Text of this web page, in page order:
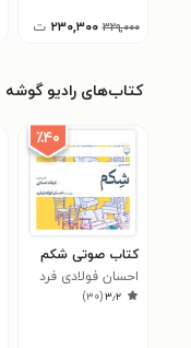
۳۲۹,۰۰۰ ۲۳۰,۳۰۰ ت
کتاب‌های رادیو گوشه
٪۴۰
کتاب صوتی شکم
احسان فولادی فرد
۳٫۲(۳۰)